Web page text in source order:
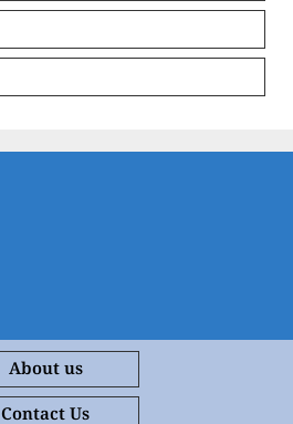
About us
Contact Us